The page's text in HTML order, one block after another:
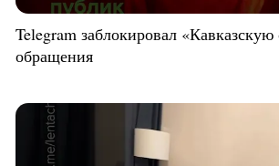
Telegram заблокировал
обращения